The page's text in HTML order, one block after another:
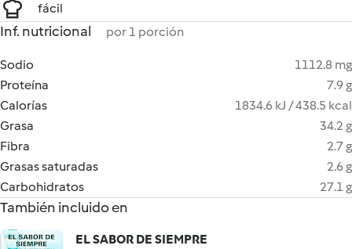
fácil
Inf. nutricional por 1 porción
Sodio
1112.8 mg
Proteína
7.9 g
Calorías
1834.6 kJ / 438.5 kcal
Grasa
34.2 g
Fibra
2.7 g
Grasas saturadas
2.6 g
Carbohidratos
27.1 g
También incluido en
EL SABOR DE SIEMPRE